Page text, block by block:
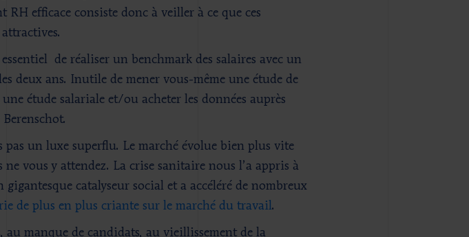
efficace consiste donc à veiller à ce que ces
de réaliser un benchmark des salaires avec un
deux ans. Inutile de mener vous-même une étude de
étude salariale et/ou acheter les données auprès
un luxe superflu. Le marché évolue bien plus vite
ne vous y attendez. La crise sanitaire nous l’a appris à
catalyseur social et a accéléré de nombreux
de plus en plus criante sur le marché du travail.
au manque de candidats, au vieillissement de la